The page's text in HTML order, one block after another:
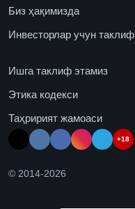
Биз ҳақимизда
Инвесторлар учун таклиф
Ишга таклиф этамиз
Этика кодекси
Таҳририят жамоаси
+18
© 2014-2026